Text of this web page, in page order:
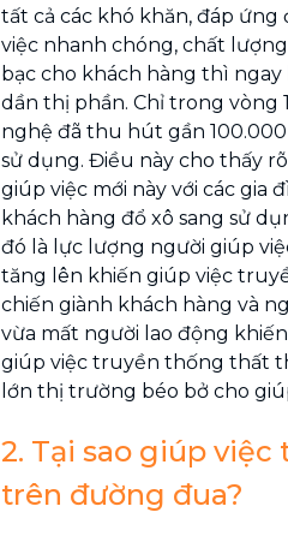
tất cả các khó khăn, đáp
việc nhanh chóng, chất
bạc cho khách hàng thì
dần thị phần. Chỉ trong vòng
nghệ đã thu hút gần
sử dụng. Điều này cho thấy
giúp việc mới này với các gia
khách hàng đổ xô sang sử
đó là lực lượng người giúp
tăng lên khiến giúp việc
chiến giành khách hàng và
vừa mất người lao động
giúp việc truyền thống thất
lớn thị trường béo bở cho
2. Tại sao giúp
trên đường đua?